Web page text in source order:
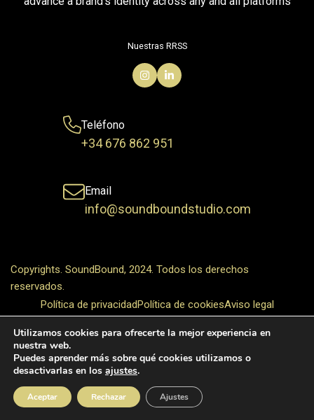
Nuestras RRSS
Teléfono
+34 676 862 951
Email
info@soundboundstudio.com
Copyrights. SoundBound, 2024. Todos los derechos
reservados.
Política de privacidadPolítica de cookiesAviso legal
Utilizamos cookies para ofrecerte la mejor experiencia en
nuestra web.
Puedes aprender más sobre qué cookies utilizamos o
desactivarlas en los ajustes.
Aceptar Rechazar Ajustes